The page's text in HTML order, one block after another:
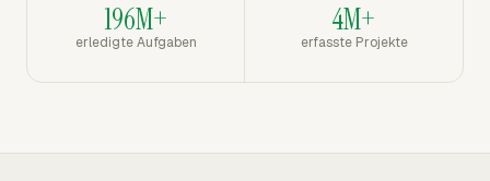
196M+
erledigte Aufgaben
4M+
erfasste Projekte